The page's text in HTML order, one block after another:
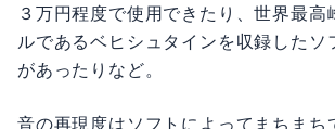
３万円程度で使用できたり、世界最高
ルであるベヒシュタインを収録したソ
があったりなど。
音の再現度はソフトによってまちまち